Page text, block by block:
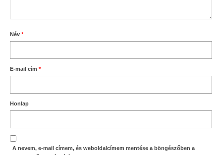
Név *
E-mail cím *
Honlap
A nevem, e-mail címem, és weboldalcímem mentése a böngészőben a